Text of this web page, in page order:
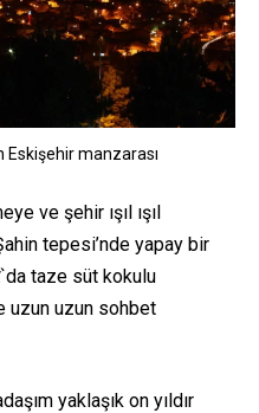
Eskişehir manzarası
ve şehir ışıl ışıl
tepesi’nde yapay bir
`da taze süt kokulu
uzun uzun sohbet
yaklaşık on yıldır